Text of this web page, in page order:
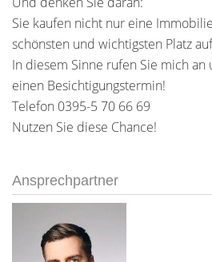
Sie kaufen nicht nur eine
schönsten und wichtigsten Platz
In diesem Sinne rufen Sie mich an
einen Besichtigungstermin!
Telefon 0395-5 70 66 69
Nutzen Sie diese Chance!
Ansprechpartner